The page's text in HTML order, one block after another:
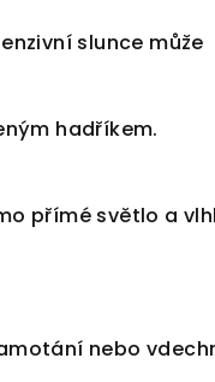
slunce může
hadříkem.
přímé světlo a
nebo